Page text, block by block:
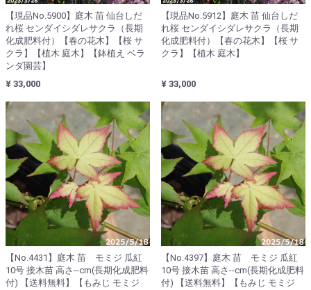
【現品No.5900】庭木 苗 仙台しだ
れ桜 センダイシダレサクラ（長期
化成肥料付）【春の花木】【桜 サ
クラ】【植木 庭木】【鉢植え ベラ
ンダ園芸】
¥ 33,000
【現品No.5912】庭木 苗 仙台しだ
れ桜 センダイシダレサクラ（長期
化成肥料付）【春の花木】【桜 サ
クラ】【植木 庭木】
¥ 33,000
【No.4431】庭木 苗 モミジ 瓜紅
10号 接木苗 高さ--cm(長期化成肥料
付) 【送料無料】【もみじ モミジ
【No.4397】庭木 苗 モミジ 瓜紅
10号 接木苗 高さ--cm(長期化成肥料
付) 【送料無料】【もみじ モミジ